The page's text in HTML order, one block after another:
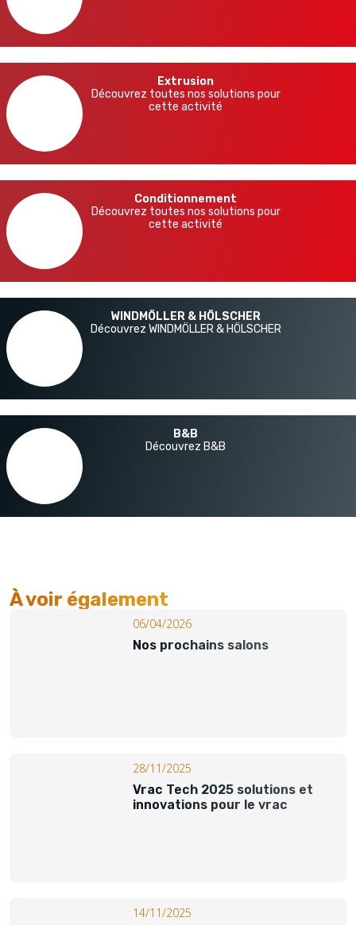
Extrusion
Découvrez toutes nos solutions pour
cette activité
Conditionnement
Découvrez toutes nos solutions pour
cette activité
WINDMÖLLER & HÖLSCHER
Découvrez WINDMÖLLER & HÖLSCHER
B&B
Découvrez B&B
À voir également​
06/04/2026
Nos prochains salons
28/11/2025
Vrac Tech 2025 solutions et
innovations pour le vrac
14/11/2025